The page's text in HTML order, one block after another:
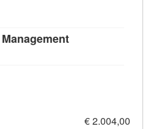
€ 2.004,00